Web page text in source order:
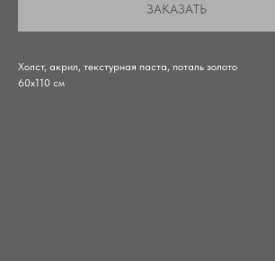
ЗАКАЗАТЬ
Холст, акрил, текстурная паста, поталь золото
60х110 см